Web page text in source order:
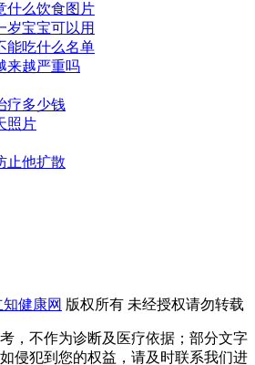
什么饮食图片
岁宝宝可以用
能吃什么名单
来越严重吗
疗多少钱
照片
止他扩散
健康网 版权所有 未经授权请勿转载
，不作为诊断及医疗依据；部分文字
侵犯到您的权益，请及时联系我们进